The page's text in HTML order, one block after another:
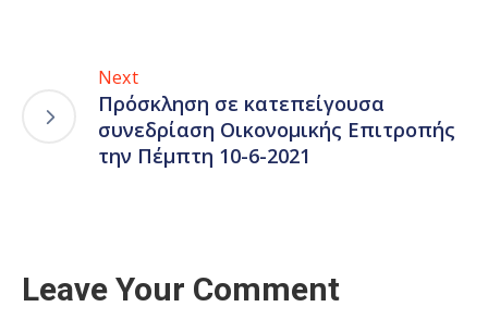
Next
Πρόσκληση σε κατεπείγουσα
συνεδρίαση Οικονομικής Επιτροπής
την Πέμπτη 10-6-2021
Leave Your Comment